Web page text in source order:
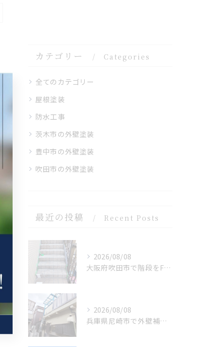
カテゴリー Categories
全てのカテゴリー
屋根塗装
防水工事
茨木市の外壁塗装
豊中市の外壁塗装
吹田市の外壁塗装
最近の投稿 Recent Posts
2026/08/08
大阪府吹田市で階段をFRP 防水を施工しました。
2026/08/08
兵庫県尼崎市で外壁補修を施工しました。